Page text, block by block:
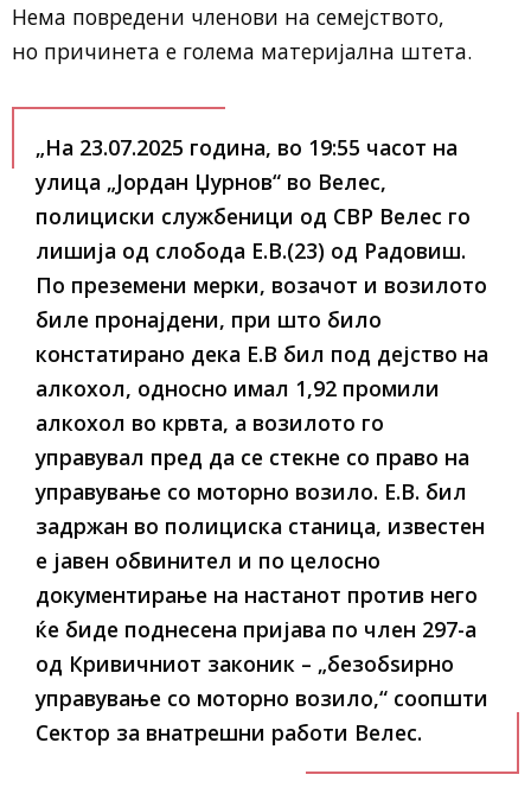
Нема повредени членови на семејството,
но причинета е голема материјална штета.
„На 23.07.2025 година, во 19:55 часот на
улица „Јордан Џурнов“ во Велес,
полициски службеници од СВР Велес го
лишија од слобода Е.В.(23) од Радовиш.
По преземени мерки, возачот и возилото
биле пронајдени, при што било
констатирано дека Е.В бил под дејство на
алкохол, односно имал 1,92 промили
алкохол во крвта, а возилото го
управувал пред да се стекне со право на
управување со моторно возило. Е.В. бил
задржан во полициска станица, известен
е јавен обвинител и по целосно
документирање на настанот против него
ќе биде поднесена пријава по член 297-а
од Кривичниот законик – „безобѕирно
управување со моторно возило,“ соопшти
Сектор за внатрешни работи Велес.